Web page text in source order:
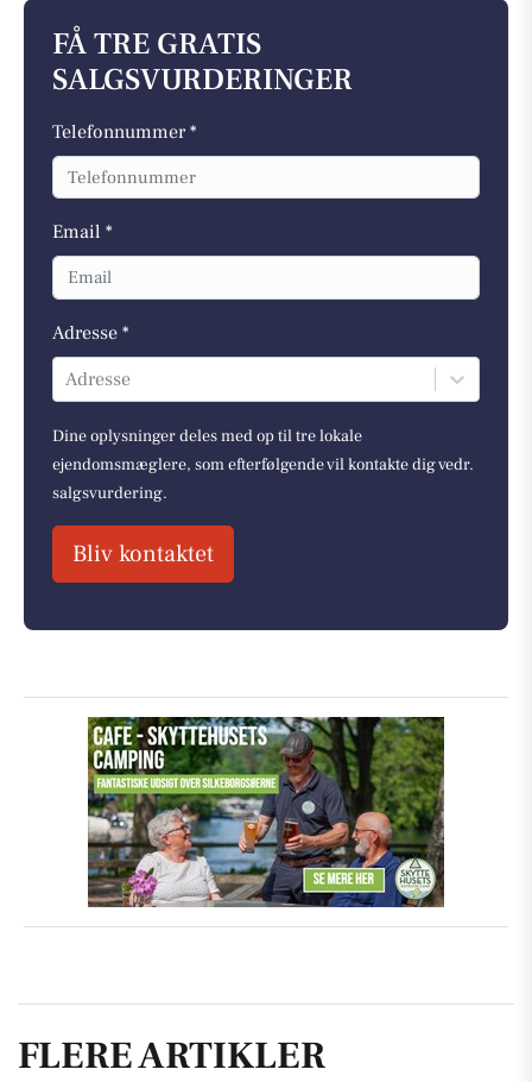
FÅ TRE GRATIS
SALGSVURDERINGER
Telefonnummer *
Email *
Adresse *
Adresse
Dine oplysninger deles med op til tre lokale
ejendomsmæglere, som efterfølgende vil kontakte dig vedr.
salgsvurdering.
Bliv kontaktet
FLERE ARTIKLER